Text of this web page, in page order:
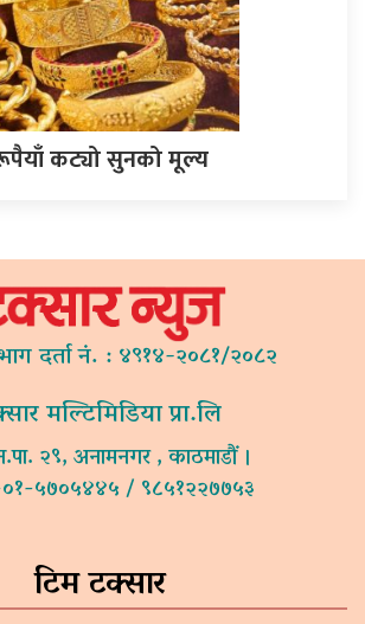
कट्यो सुनको मूल्य
दर्ता नं. : ४९१४-२०८१/२०८२
मल्टिमिडिया प्रा.लि
२९, अनामनगर , काठमाडौं ।
५७०५४४५ / ९८५१२२७७५३
टिम टक्सार